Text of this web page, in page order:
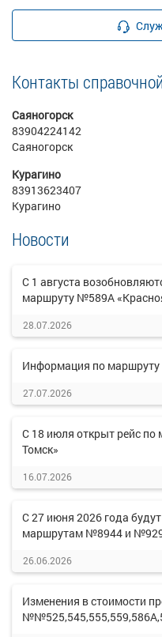
Контакты справочной
Саяногорск
83904224142
Саяногорск
Курагино
83913623407
Курагино
Новости
С 1 августа
маршруту №589А
28.07.2026
Информация по
27.07.2026
С 18 июля открыт рейс
Томск»
16.07.2026
С 27 июня 2026 года
маршрутам №8944 и
26.06.2026
Изменения в стоимости